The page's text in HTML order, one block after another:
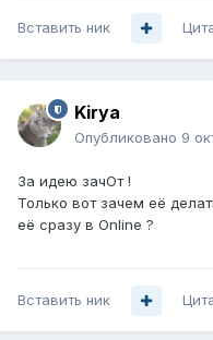
Вставить ник
Kirya
Опубликовано 9
За идею зачОт !
Только вот зачем её
её сразу в Online ?
Вставить ник